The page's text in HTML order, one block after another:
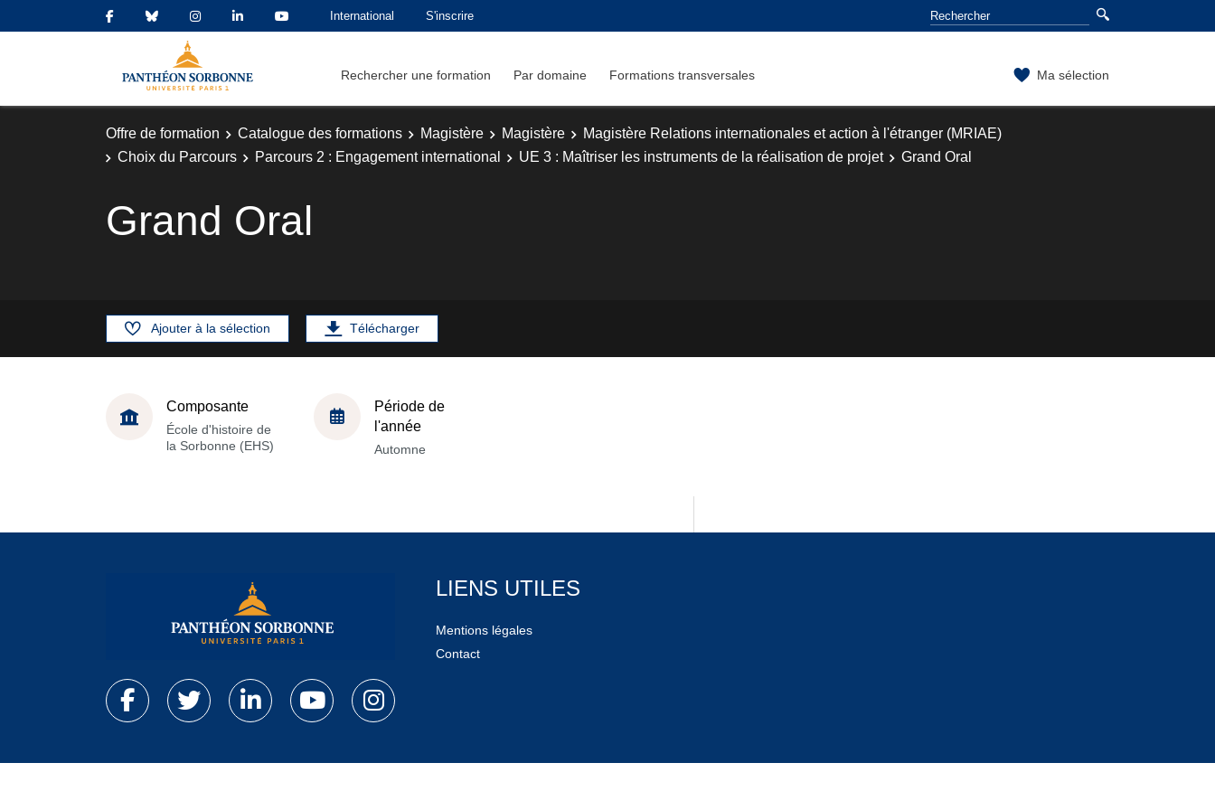
International S'inscrire
Rechercher une formation Par domaine Formations transversales Ma sélection
Offre de formation Catalogue des formations Magistère Magistère
Magistère Relations internationales et action à l'étranger (MRIAE)
Choix du Parcours
Parcours 2 : Engagement international UE 3 : Maîtriser les instruments de la réalisation de projet Grand Oral
Grand Oral
Ajouter à la sélection Télécharger
Composante
École d'histoire de
la Sorbonne (EHS)
Période de
l'année
Automne
LIENS UTILES
Mentions légales
Contact